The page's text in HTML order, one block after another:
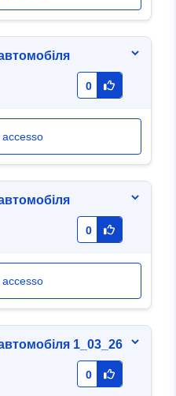
0
accesso
0
accesso
1_03_26
0